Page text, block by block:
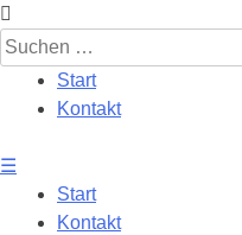
Skip
to
content
Suchen
nach:
Start
Kontakt
☰
Start
Kontakt